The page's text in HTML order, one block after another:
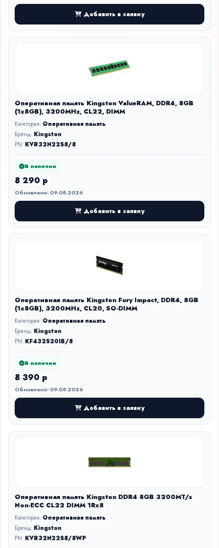
Добавить в заявку
Оперативная память Kingston ValueRAM, DDR4, 8GB
(1x8GB), 3200MHz, CL22, DIMM
Категория: Оперативная память
Бренд: Kingston
PN: KVR32N22S8/8
В наличии
8 290 р
Обновлено: 09.08.2026
Добавить в заявку
Оперативная память Kingston Fury Impact, DDR4, 8GB
(1x8GB), 3200MHz, CL20, SO-DIMM
Категория: Оперативная память
Бренд: Kingston
PN: KF432S20IB/8
В наличии
8 390 р
Обновлено: 09.08.2026
Добавить в заявку
Оперативная память Kingston DDR4 8GB 3200MT/s
Non-ECC CL22 DIMM 1Rx8
Категория: Оперативная память
Бренд: Kingston
PN: KVR32N22S8/8WP